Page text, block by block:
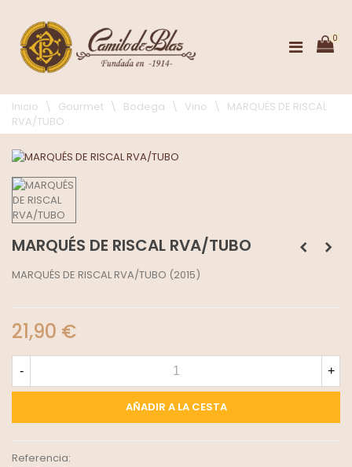
0
Inicio \ Gourmet \ Bodega \ Vino \
MARQUÉS DE RISCAL
RVA/TUBO
MARQUÉS DE RISCAL RVA/TUBO
MARQUÉS DE RISCAL RVA/TUBO (2015)
21,90 €
- +
AÑADIR A LA CESTA
Referencia: